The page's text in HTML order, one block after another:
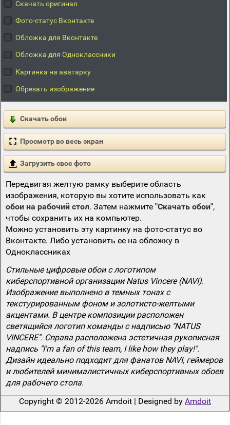
Скачать оригинал
Фото-статус Вконтакте
Обложка для Вконтакте
Обложка для Одноклассники
Картинка на аватарку
Обрезать изображение
Скачать обои
Просмотр во весь экран
Загрузить свое фото
Передвигая желтую рамку выберите область
изображения, которую вы хотите использовать как
обои на рабочий стол. Затем нажмите "Скачать обои",
чтобы сохранить их на компьютер.
Можно установить эту картинку на фото-статус во
Вконтакте. Либо установить ее на обложку в
Одноклассниках
Стильные цифровые обои с логотипом
киберспортивной организации Natus Vincere (NAVI).
Изображение выполнено в темных тонах с
текстурированным фоном и золотисто-желтыми
акцентами. В центре композиции расположен
светящийся логотип команды с надписью "NATUS
VINCERE". Справа расположена эстетичная рукописная
надпись "I'm a fan of this team, I like how they play!".
Дизайн идеально подходит для фанатов NAVI, геймеров
и любителей минималистичных киберспортивных обоев
для рабочего стола.
Copyright © 2012-2026 Amdoit | Designed by Amdoit